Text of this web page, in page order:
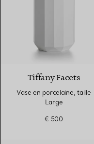
Tiffany Facets
Vase en porcelaine, taille
Large
€ 500